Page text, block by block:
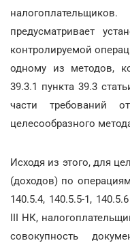
предусматривает
контролируемой
одному из методов,
39.3.1 пункта 39.3
части требований
целесообразного
Исходя из этого, для
(доходов) по
140.5.4, 140.5.5-1,
III НК,
совокупность